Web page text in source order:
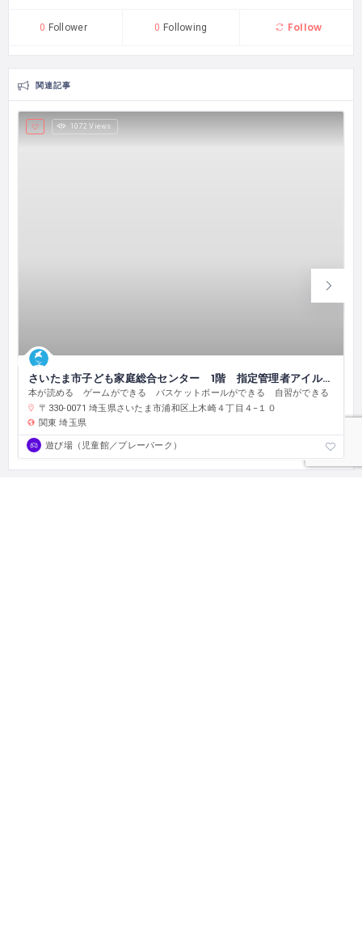
0 Follower 0 Following Follow
関連記事
1072 Views
さいたま市子ども家庭総合センター 1階 指定管理者アイル・オーエンスグループ
本が読める ゲームができる バスケットボールができる 自習ができる
〒330-0071 埼玉県さいたま市浦和区上木崎４丁目４−１０
関東 埼玉県
遊び場（児童館／プレーパーク）